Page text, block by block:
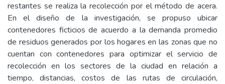
restantes se realiza la recolección por el método de acera.
En el diseño de la investigación, se propuso ubicar
contenedores ficticios de acuerdo a la demanda promedio
de residuos generados por los hogares en las zonas que no
cuentan con contenedores para optimizar el servicio de
recolección en los sectores de la ciudad en relación a
tiempo, distancias, costos de las rutas de circulación,